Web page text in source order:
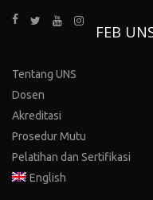
FEB
Tentang UNS
Dosen
Akreditasi
Prosedur Mutu
Pelatihan dan Sertifikasi
English